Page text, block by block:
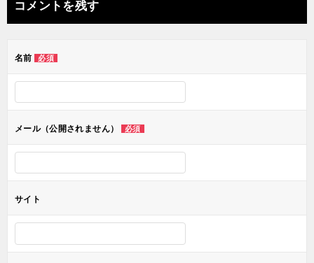
ビ
ー
ン
コメントを残す
名前 必須
メール（公開されません） 必須
サイト